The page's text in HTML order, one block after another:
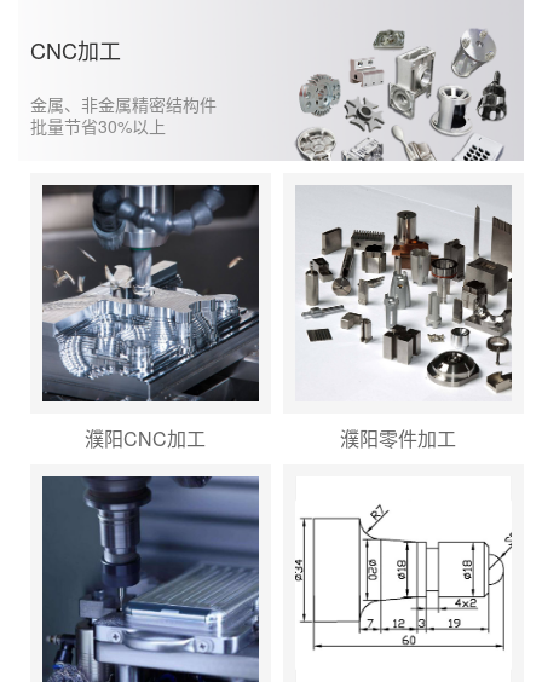
CNC加工
金属、非金属精密结构件
批量节省30%以上
濮阳CNC加工 濮阳零件加工